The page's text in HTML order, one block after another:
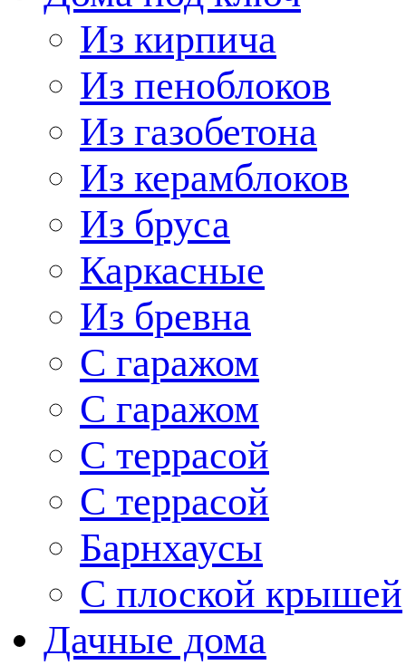
Из кирпича
Из пеноблоков
Из газобетона
Из керамблоков
Из бруса
Каркасные
Из бревна
С гаражом
С гаражом
С террасой
С террасой
Барнхаусы
С плоской крышей
Дачные дома